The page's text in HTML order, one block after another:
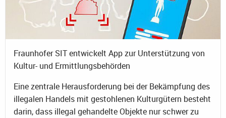
Fraunhofer SIT entwickelt App zur Unterstützung von
Kultur- und Ermittlungsbehörden
Eine zentrale Herausforderung bei der Bekämpfung des
illegalen Handels mit gestohlenen Kulturgütern besteht
darin, dass illegal gehandelte Objekte nur schwer zu